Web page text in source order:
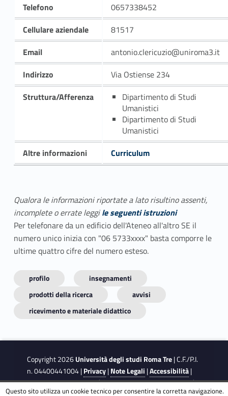
Telefono
0657338452
Cellulare aziendale
81517
Email
antonio.clericuzio@uniroma3.it
Indirizzo
Via Ostiense 234
Struttura/Afferenza
Dipartimento di Studi
Umanistici
Dipartimento di Studi
Umanistici
Altre informazioni
Curriculum
Qualora le informazioni riportate a lato risultino assenti,
incomplete o errate leggile seguenti istruzioni
Per telefonare da un edificio dell'Ateneo all'altro SE il
numero unico inizia con "06 5733xxxx" basta comporre le
ultime quattro cifre del numero esteso.
profilo
insegnamenti
prodotti della ricerca
avvisi
ricevimento e materiale didattico
Copyright 2026Università degli studi Roma Tre| C.F./P.I.
n. 04400441004 |Privacy|Note Legali |Accessibilità|
Obiettivi di accessibilità|Dichiarazione di accessibilità
Questo sito utilizza un cookie tecnico per consentire la corretta navigazione.